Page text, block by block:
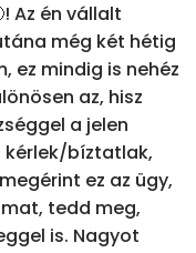
Az én vállalt
még két hétig
ez mindig is nehéz
az, hisz
a jelen
kérlek/bíztatlak,
ez az ügy,
tedd meg,
is. Nagyot